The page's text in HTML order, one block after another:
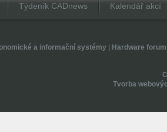
Týdeník CADnews Kalendář akcí
a informační systémy| Hardware forum
Tvorba